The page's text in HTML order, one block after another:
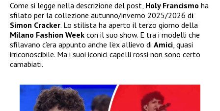
Come si legge nella descrizione del post, Holy Francismo ha
sfilato per la collezione autunno/inverno 2025/2026 di
Simon Cracker. Lo stilista ha aperto il terzo giorno della
Milano Fashion Week con il suo show. E tra i modelli che
sfilavano c’era appunto anche l’ex allievo di Amici, quasi
irriconoscibile. Ma i suoi iconici capelli rossi non sono certo
camabiati.